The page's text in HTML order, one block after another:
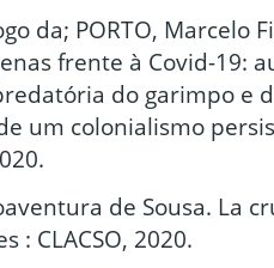
da; PORTO, Marcelo
frente à Covid-19:
do garimpo e
um colonialismo
de Sousa. La
: CLACSO, 2020.